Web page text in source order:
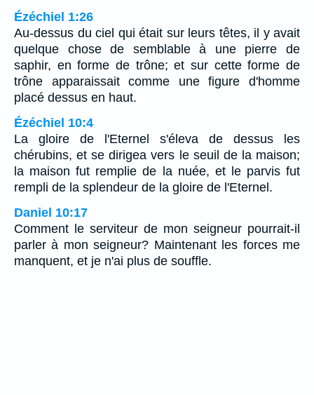
Ézéchiel 1:26
Au-dessus du ciel qui était sur leurs têtes, il y avait
quelque chose de semblable à une pierre de
saphir, en forme de trône; et sur cette forme de
trône apparaissait comme une figure d'homme
placé dessus en haut.
Ézéchiel 10:4
La gloire de l'Eternel s'éleva de dessus les
chérubins, et se dirigea vers le seuil de la maison;
la maison fut remplie de la nuée, et le parvis fut
rempli de la splendeur de la gloire de l'Eternel.
Daniel 10:17
Comment le serviteur de mon seigneur pourrait-il
parler à mon seigneur? Maintenant les forces me
manquent, et je n'ai plus de souffle.